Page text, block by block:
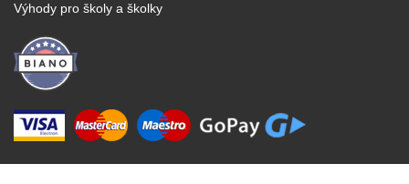
Výhody pro školy a školky